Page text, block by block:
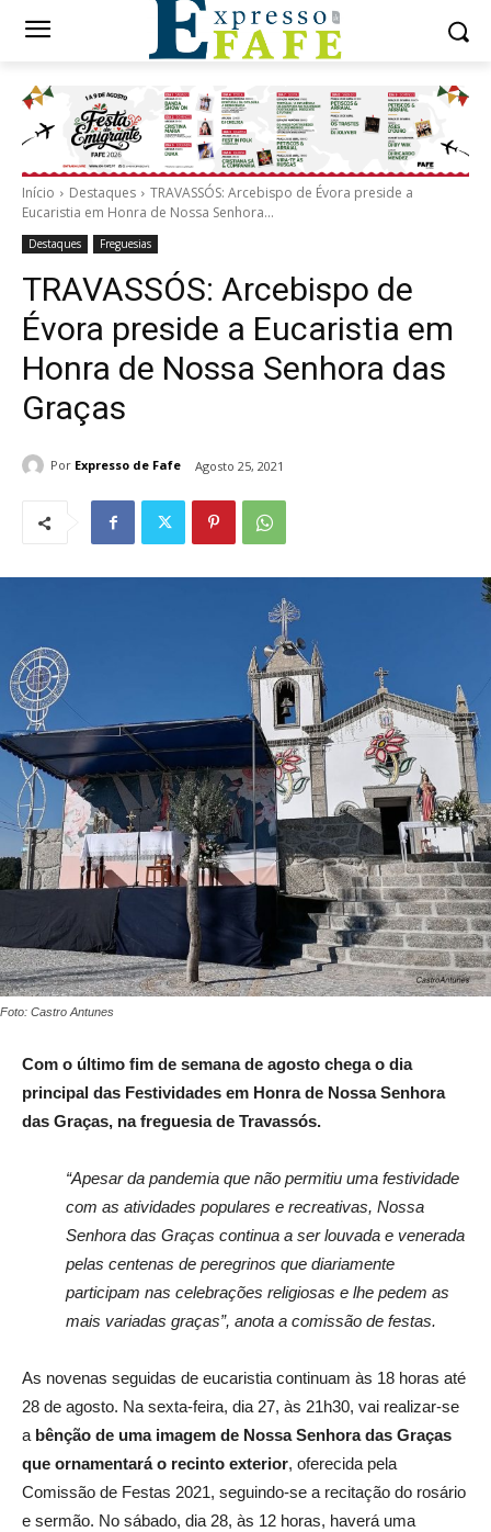
Início Destaques
TRAVASSÓS: Arcebispo de Évora preside a
Eucaristia em Honra de Nossa Senhora...
Destaques Freguesias
TRAVASSÓS: Arcebispo de
Évora preside a Eucaristia em
Honra de Nossa Senhora das
Graças
Por Expresso de Fafe Agosto 25, 2021
Foto: Castro Antunes
Com o último fim de semana de agosto chega o dia
principal das Festividades em Honra de Nossa Senhora
das Graças, na freguesia de Travassós.
“Apesar da pandemia que não permitiu uma festividade
com as atividades populares e recreativas, Nossa
Senhora das Graças continua a ser louvada e venerada
pelas centenas de peregrinos que diariamente
participam nas celebrações religiosas e lhe pedem as
mais variadas graças”, anota a comissão de festas.
As novenas seguidas de eucaristia continuam às 18 horas até
28 de agosto. Na sexta-feira, dia 27, às 21h30, vai realizar-se
a bênção de uma imagem de Nossa Senhora das Graças
que ornamentará o recinto exterior, oferecida pela
Comissão de Festas 2021, seguindo-se a recitação do rosário
e sermão. No sábado, dia 28, às 12 horas, haverá uma